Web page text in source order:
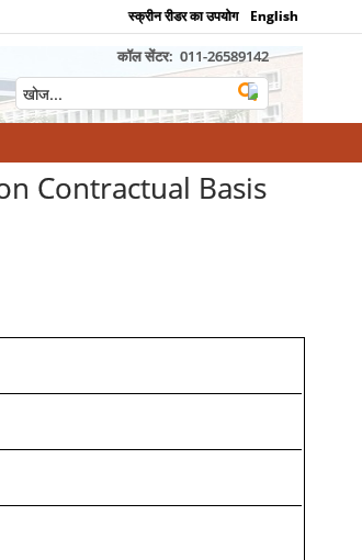
स्क्रीन रीडर का उपयोग English
कॉल सेंटर: 011-26589142
Contractual Basis